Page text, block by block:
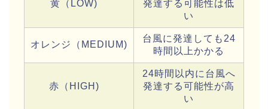
黄（LOW)
発達する可能性は低
い
オレンジ（MEDIUM)
台風に発達しても24
時間以上かかる
赤（HIGH)
24時間以内に台風へ
発達する可能性が高
い